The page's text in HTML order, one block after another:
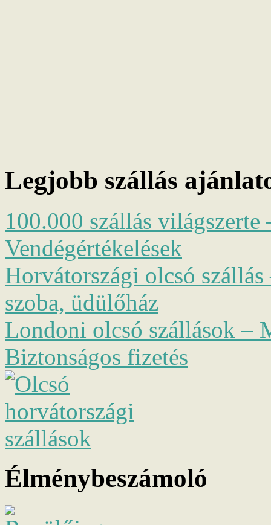
Legjobb szállás
100.000 szállás
Vendégértékelések
Horvátországi olcsó
szoba, üdülőház
Londoni olcsó szállások –
Biztonságos fizetés
Élménybeszámoló